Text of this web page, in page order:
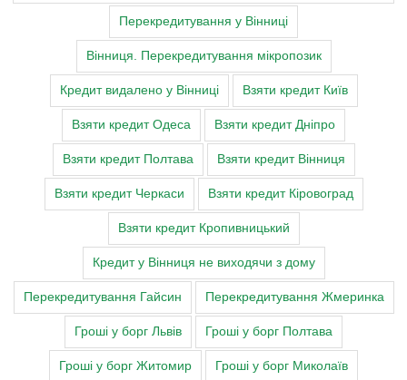
Перекредитування у Вінниці
Вінниця. Перекредитування мікропозик
Кредит видалено у Вінниці Взяти кредит Київ
Взяти кредит Одеса Взяти кредит Дніпро
Взяти кредит Полтава Взяти кредит Вінниця
Взяти кредит Черкаси Взяти кредит Кіровоград
Взяти кредит Кропивницький
Кредит у Вінниця не виходячи з дому
Перекредитування Гайсин Перекредитування Жмеринка
Гроші у борг Львів Гроші у борг Полтава
Гроші у борг Житомир Гроші у борг Миколаїв